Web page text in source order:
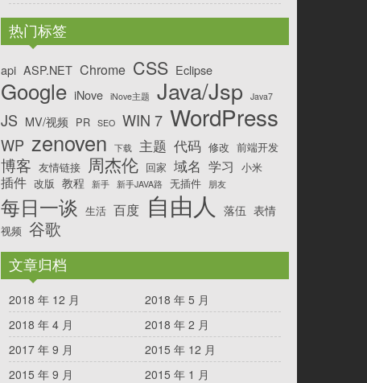
热门标签
api ASP.NET Chrome CSS Eclipse
Google iNove iNove主题 Java/Jsp Java7
JS MV/视频 PR SEO WIN 7 WordPress
WP zenoven 下载 主题 代码 修改 前端开发
博客 友情链接 周杰伦 回家 域名 学习 小米
插件 改版 教程 新手 新手JAVA路 无插件 朋友
每日一谈 生活 百度 自由人 落伍 表情
视频 谷歌
文章归档
2018 年 12 月
2018 年 5 月
2018 年 4 月
2018 年 2 月
2017 年 9 月
2015 年 12 月
2015 年 9 月
2015 年 1 月